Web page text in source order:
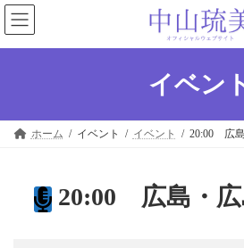
コ
ン
テ
キ
ナ
ビ
ゲ
に
イベン
ホーム イベント イベント 20:00 広
20:00 広島・